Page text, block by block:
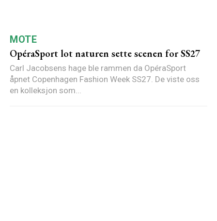
MOTE
OpéraSport lot naturen sette scenen for SS27
Carl Jacobsens hage ble rammen da OpéraSport
åpnet Copenhagen Fashion Week SS27. De viste oss
en kolleksjon som...